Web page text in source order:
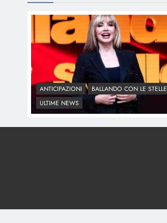
ANTICIPAZIONI
BALLANDO CON LE STELLE
ULTIME NEWS